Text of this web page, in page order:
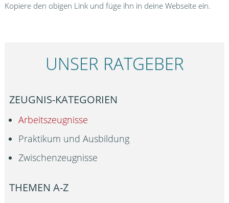
Kopiere den obigen Link und füge ihn in deine Webseite ein.
UNSER RATGEBER
ZEUGNIS-KATEGORIEN
Arbeitszeugnisse
Praktikum und Ausbildung
Zwischenzeugnisse
THEMEN A-Z